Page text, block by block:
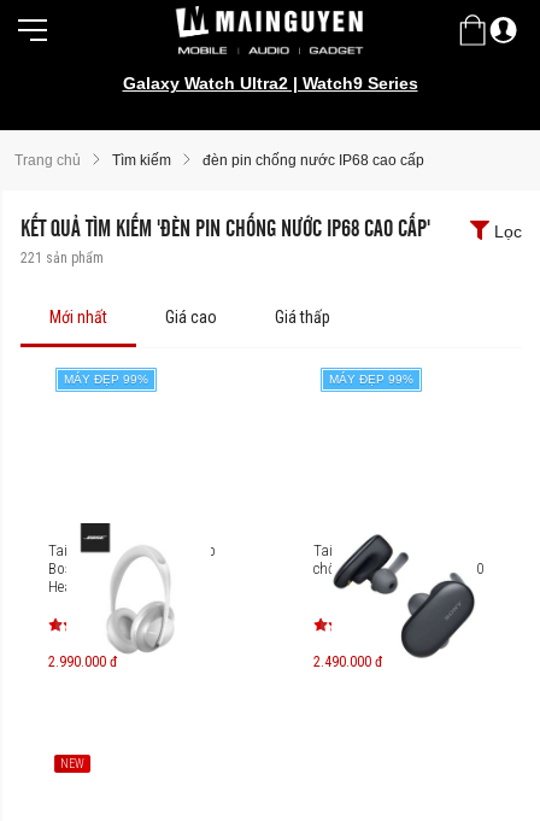
Galaxy Watch Ultra2 | Watch9 Series
Samsung Galaxy Z Fold8 | Z Flip8
Trang chủ Tìm kiếm đèn pin chống nước IP68 cao cấp
KẾT QUẢ TÌM KIẾM 'ĐÈN PIN CHỐNG NƯỚC IP68 CAO CẤP'
221 sản phẩm
Lọc
Mới nhất Giá cao Giá thấp
MÁY ĐẸP 99%
Tai nghe chống ồn cao cấp
Bose Noise Cancelling
Headphones 700
2.990.000 đ
MÁY ĐẸP 99%
Tai nghe True Wireless
chống nước Sony WF-SP900
2.490.000 đ
NEW